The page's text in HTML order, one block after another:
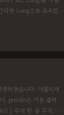
다면 Long으로 유추합니
본), Long(64bit) 강제
였습니다. 어플리케
. println은 기본 출력
} 주석 한 줄 주석 : //